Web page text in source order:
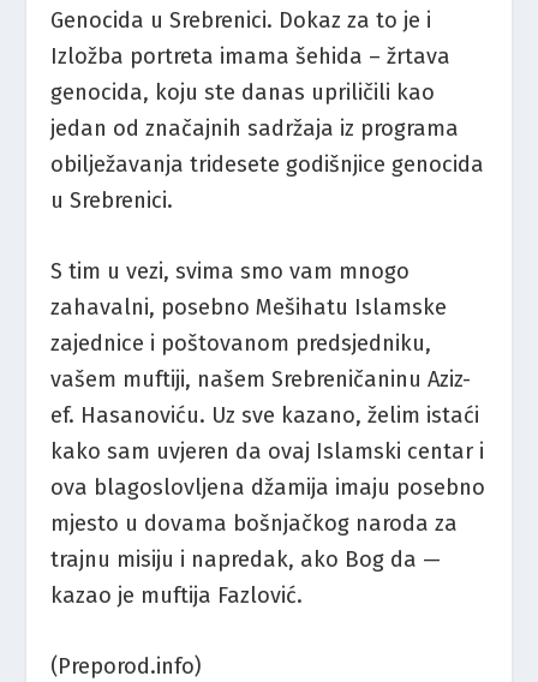
Genocida u Srebrenici. Dokaz za to je i
Izložba portreta imama šehida – žrtava
genocida, koju ste danas upriličili kao
jedan od značajnih sadržaja iz programa
obilježavanja tridesete godišnjice genocida
u Srebrenici.
S tim u vezi, svima smo vam mnogo
zahavalni, posebno Mešihatu Islamske
zajednice i poštovanom predsjedniku,
vašem muftiji, našem Srebreničaninu Aziz-
ef. Hasanoviću. Uz sve kazano, želim istaći
kako sam uvjeren da ovaj Islamski centar i
ova blagoslovljena džamija imaju posebno
mjesto u dovama bošnjačkog naroda za
trajnu misiju i napredak, ako Bog da —
kazao je muftija Fazlović.
(Preporod.info)